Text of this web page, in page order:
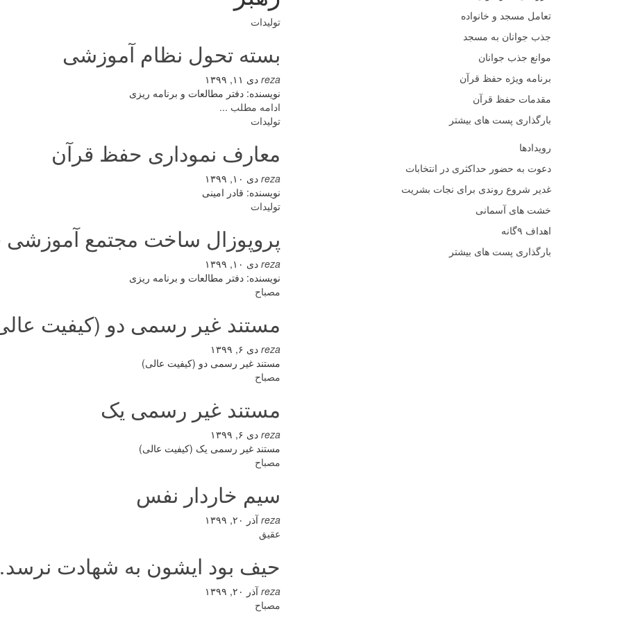
تولیدات
بسته تحول نظام آموزشی
reza دی ۱۱, ۱۳۹۹
نویسنده: دفتر مطالعات و برنامه ریزی
ادامه مطلب ...
تولیدات
معارف نموداری حفظ قرآن
reza دی ۱۰, ۱۳۹۹
نویسنده: قادر امینی
تولیدات
پروپوزال ساخت مجتمع آموزشی
reza دی ۱۰, ۱۳۹۹
نویسنده: دفتر مطالعات و برنامه ریزی
مصباح
مستند غیر رسمی دو (کیفیت
reza دی ۶, ۱۳۹۹
مستند غیر رسمی دو (کیفیت عالی)
مصباح
مستند غیر رسمی یک
reza دی ۶, ۱۳۹۹
مستند غیر رسمی یک (کیفیت عالی)
مصباح
سیم خاردار نفس
reza آذر ۲۰, ۱۳۹۹
عقیق
حیف بود ایشون به شهادت
reza آذر ۲۰, ۱۳۹۹
مصباح
تعامل مسجد و خانواده
جذب جوانان به مسجد
موانع جذب جوانان
برنامه ویژه حفظ قرآن
مقدمات حفظ قرآن
بارگذاری پست های بیشتر
رویدادها
دعوت به حضور حداکثری در انتخابات
غدیر شروع روندی برای نجات بشریت
خشت های آسمانی
اهداف ۹گانه
بارگذاری پست های بیشتر